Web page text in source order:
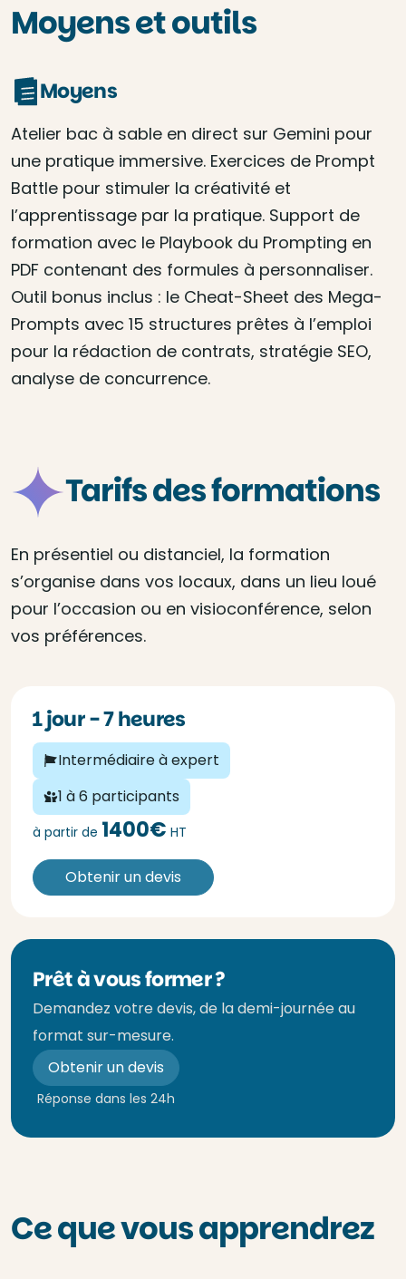
Moyens et outils
Moyens
Atelier bac à sable en direct sur Gemini pour
une pratique immersive. Exercices de Prompt
Battle pour stimuler la créativité et
l’apprentissage par la pratique. Support de
formation avec le Playbook du Prompting en
PDF contenant des formules à personnaliser.
Outil bonus inclus : le Cheat-Sheet des Mega-
Prompts avec 15 structures prêtes à l’emploi
pour la rédaction de contrats, stratégie SEO,
analyse de concurrence.
Tarifs des formations
En présentiel ou distanciel, la formation
s’organise dans vos locaux, dans un lieu loué
pour l’occasion ou en visioconférence, selon
vos préférences.
1 jour - 7 heures
Intermédiaire à expert
1 à 6 participants
à partir de 1400€ HT
Obtenir un devis
Prêt à vous former ?
Demandez votre devis, de la demi-journée au
format sur-mesure.
Obtenir un devis
Réponse dans les 24h
Ce que vous apprendrez